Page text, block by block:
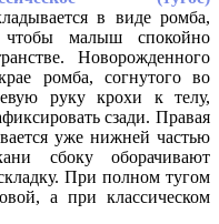
в виде ромба,
чтобы малыш спокойно
Новорожденного
ромба, согнутого во
руку крохи к телу,
сзади. Правая
уже нижней частью
сбоку оборачивают
При полном тугом
а при классическом